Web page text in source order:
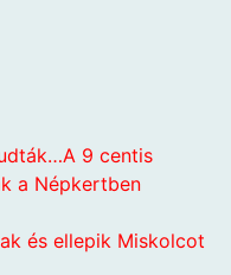
9 centis
a Népkertben
és ellepik Miskolcot